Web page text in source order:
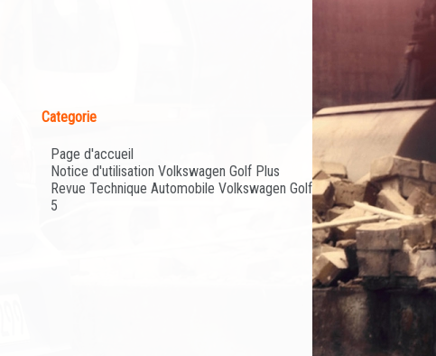
Categorie
Page d'accueil
Notice d'utilisation Volkswagen Golf Plus
Revue Technique Automobile Volkswagen Golf
5